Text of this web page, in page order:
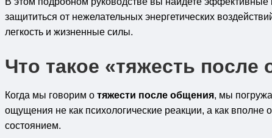
защититься от нежелательных энергетических
легкость и жизненные силы.
Что такое «тяжесть после
Когда мы говорим о тяжести после общения, мы
ощущения не как психологические реакции, а как
состоянием.